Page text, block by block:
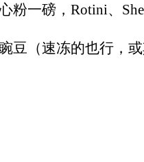
一磅，Rotini、
（速冻的也行，或